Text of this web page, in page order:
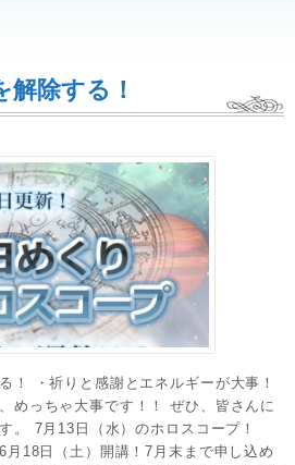
解除する！
！ ・祈りと感謝とエネルギーが大事！
めっちゃ大事です！！ ぜひ、皆さんに
。 7月13日（水）のホロスコープ！
月18日（土）開講！7月末まで申し込め